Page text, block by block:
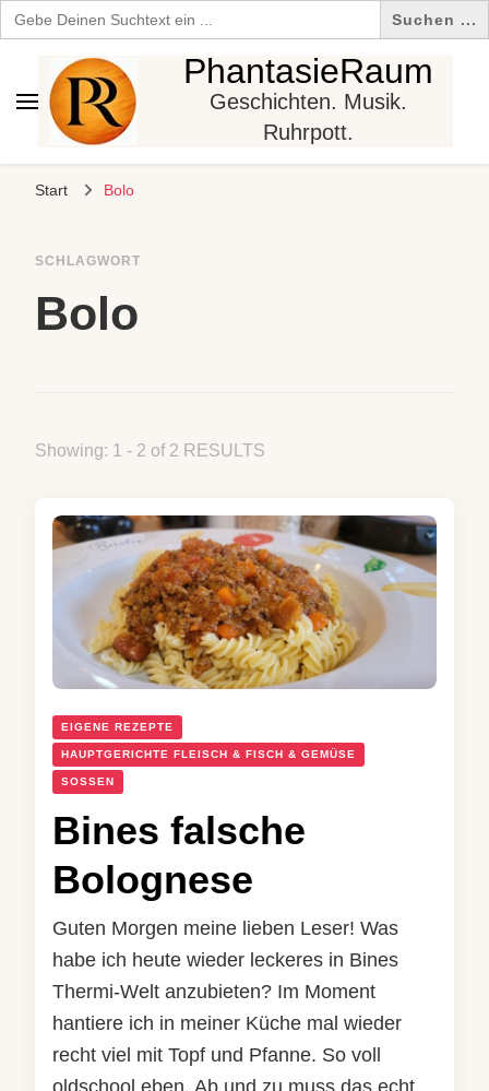
Search
for:
PhantasieRaum
Geschichten. Musik.
Ruhrpott.
Start Bolo
SCHLAGWORT
Bolo
Showing: 1 - 2 of 2 RESULTS
EIGENE REZEPTE
HAUPTGERICHTE FLEISCH & FISCH & GEMÜSE
SOSSEN
Bines falsche
Bolognese
Guten Morgen meine lieben Leser! Was
habe ich heute wieder leckeres in Bines
Thermi-Welt anzubieten? Im Moment
hantiere ich in meiner Küche mal wieder
recht viel mit Topf und Pfanne. So voll
oldschool eben. Ab und zu muss das echt